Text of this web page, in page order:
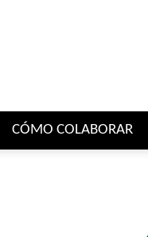
CÓMO COLABORAR